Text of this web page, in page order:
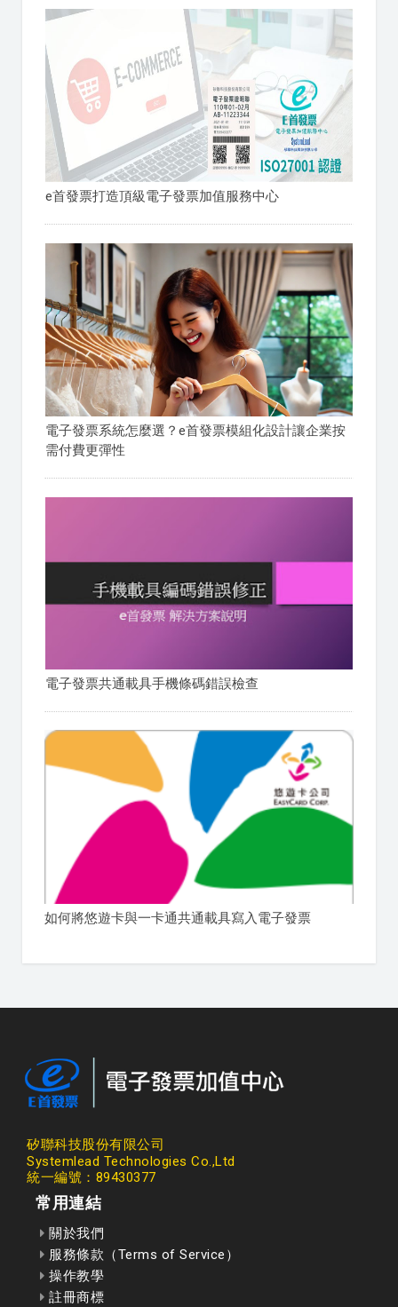
e首發票打造頂級電子發票加值服務中心
電子發票系統怎麼選？e首發票模組化設計讓企業按
需付費更彈性
電子發票共通載具手機條碼錯誤檢查
如何將悠遊卡與一卡通共通載具寫入電子發票
矽聯科技股份有限公司
Systemlead Technologies Co.,Ltd
統一編號：89430377
常用連結
關於我們
服務條款（Terms of Service）
操作教學
註冊商標